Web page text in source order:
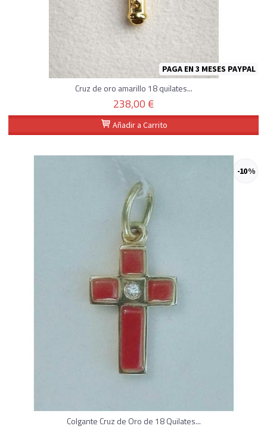
PAGA EN 3 MESES PAYPAL
Cruz de oro amarillo 18 quilates...
238,00 €
Añadir a Carrito
-10 %
Colgante Cruz de Oro de 18 Quilates...